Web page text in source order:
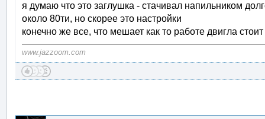
я думаю что это заглушка - стачивал напильником
около 80ти, но скорее это настройки
конечно же все, что мешает как то работе двигла
www.jazzoom.com